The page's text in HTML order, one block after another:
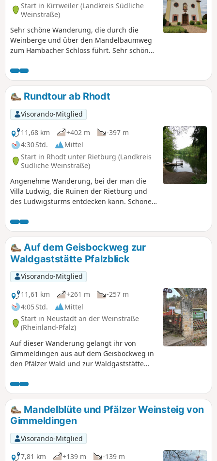
Start in Kirrweiler (Landkreis Südliche
Weinstraße)
Sehr schöne Wanderung, die durch die
Weinberge und über den Mandelbaumweg
zum Hambacher Schloss führt. Sehr schönes
Rundtour ab Rhodt
Visorando-Mitglied
11,68 km
+402 m
-397 m
4:30 Std.
Mittel
Start in Rhodt unter Rietburg (Landkreis
Südliche Weinstraße)
Angenehme Wanderung, bei der man die
Villa Ludwig, die Ruinen der Rietburg und
des Ludwigsturms entdecken kann. Schöne
Sehr angenehm bei warmem Wetter zu
machen, da die Strecke hauptsächlich durch
den Wald führt.
Auf dem Geisbockweg zur
Waldgaststätte Pfalzblick
Visorando-Mitglied
11,61 km
+261 m
-257 m
4:05 Std.
Mittel
Start in Neustadt an der Weinstraße
(Rheinland-Pfalz)
Auf dieser Wanderung gelangt ihr von
Gimmeldingen aus auf dem Geisbockweg in
den Pfälzer Wald und zur Waldgaststätte
Mandelbäumen entlang führt der Weg von
dort zurück nach Gimmeldingen.
Mandelblüte und Pfälzer Weinsteig von
Gimmeldingen
Visorando-Mitglied
7,81 km
+139 m -139 m